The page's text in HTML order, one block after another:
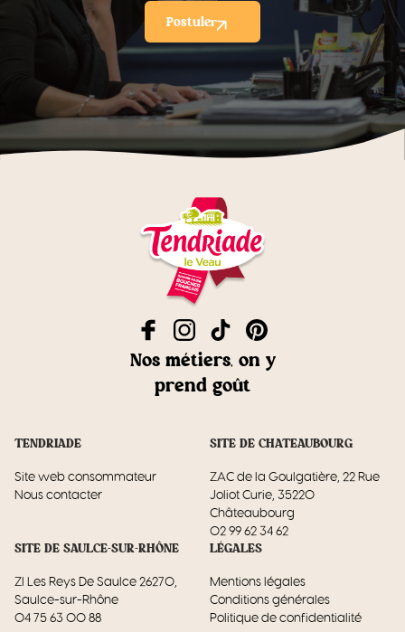
Postuler
Nos métiers, on y
prend goût
TENDRIADE
Site web consommateur
Nous contacter
SITE DE CHATEAUBOURG
ZAC de la Goulgatière, 22 Rue
Joliot Curie, 35220
Châteaubourg
02 99 62 34 62
SITE DE SAULCE-SUR-RHÔNE
ZI Les Reys De Saulce 26270,
Saulce-sur-Rhône
04 75 63 00 88
LÉGALES
Mentions légales
Conditions générales
Politique de confidentialité